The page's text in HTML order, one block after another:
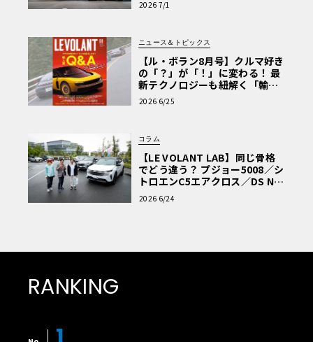
2026 7/1
ニュース＆トピックス
【ル・ボラン8月号】クルマ好き
の「？」が「！」に変わる！ 最
新テクノロジーも紐解く「輸入
車Q&A」
2026 6/25
コラム
【LE VOLANT LAB】同じ骨格
でどう違う？ プジョー5008／シ
トロエンC5エアクロス／DS Nº4
読者一気乗りレポート
2026 6/24
RANKING